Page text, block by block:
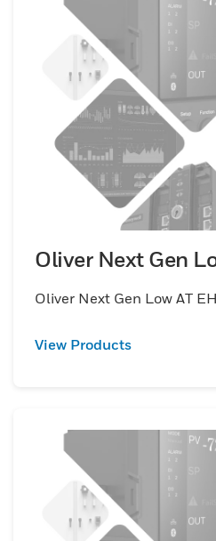
Oliver Next Gen
Oliver Next Gen Low AT EH
View Products